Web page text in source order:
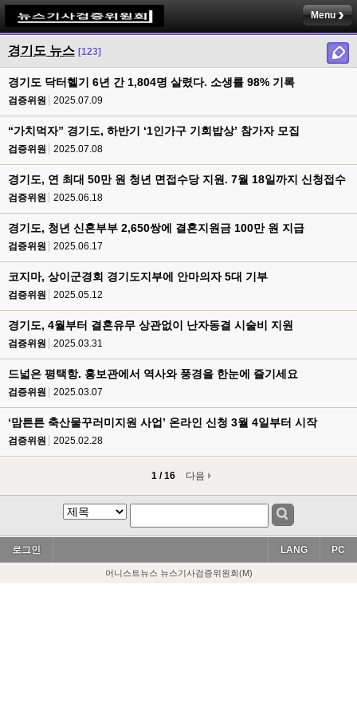
Menu
경기도 뉴스 [123]
경기도 닥터헬기 6년 간 1,804명 살렸다. 소생률 98% 기록
검증위원 2025.07.09
“가치먹자” 경기도, 하반기 ‘1인가구 기회밥상’ 참가자 모집
검증위원 2025.07.08
경기도, 연 최대 50만 원 청년 면접수당 지원. 7월 18일까지 신청접수
검증위원 2025.06.18
경기도, 청년 신혼부부 2,650쌍에 결혼지원금 100만 원 지급
검증위원 2025.06.17
코지마, 상이군경회 경기도지부에 안마의자 5대 기부
검증위원 2025.05.12
경기도, 4월부터 결혼유무 상관없이 난자동결 시술비 지원
검증위원 2025.03.31
드넓은 평택항. 홍보관에서 역사와 풍경을 한눈에 즐기세요
검증위원 2025.03.07
‘맘튼튼 축산물꾸러미지원 사업’ 온라인 신청 3월 4일부터 시작
검증위원 2025.02.28
1 / 16 다음
로그인 PC
LANG
어니스트뉴스 뉴스기사검증위원회(M)